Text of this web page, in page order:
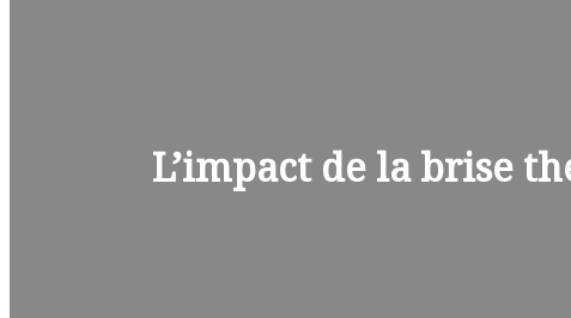
L’impact de la brise